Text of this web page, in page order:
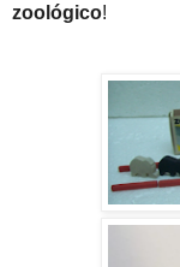
zoológico!